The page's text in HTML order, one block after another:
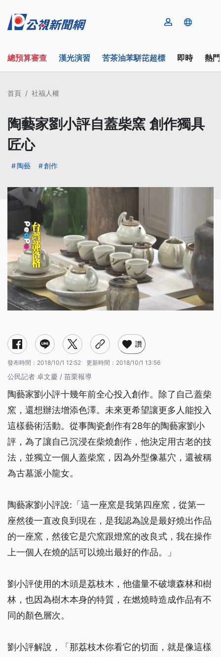
總預算審查 漢光演習 苦茶油苯駢芘超標 即時 熱
首頁 社福人權
陶藝家劉小評自蓋柴窯 創作獨具
匠心
陶藝 創作
讚
發布時間： 2018/10/1 12:52 更新時間： 2018/10/1 13:56
公民記者 卓文慶 / 苗栗報導
陶藝家劉小評十幾年前全心投入創作。除了自己蓋柴
窯，還想辦法增添色澤。未來更希望讓更多人能投入
這樣藝術活動。從事陶瓷創作有28年的陶藝家劉小
評，為了讓自己沉浸在柴燒創作，他決定用古老的技
法，並獨立一個人蓋柴窯，因為外型像墓穴，還被稱
為古墓派小龍女。
陶藝家劉小評說:「這一座窯是我第四座窯，從第一
座然後一直改良到現在，是我認為說是最好燒出作品
的一座窯，然後它是穴窯跟燈窯的改良式，我在操作
上一個人在燒的話可以燒出最好的作品。」
劉小評使用的木頭是荔枝木，他儘量不破壞森林和樹
林，也因為樹木本身的特質，在燃燒時造成作品有不
同的顏色層次。
劉小評解說，「那荔枝木你看它的切面，就是像這樣